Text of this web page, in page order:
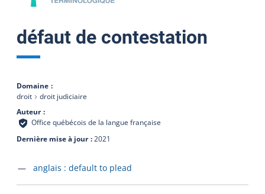
défaut de contestation
Domaine
droit
droit judiciaire
Auteur
Office québécois de la langue française
Dernière mise à jour 2021
Accéder à la fiche en
anglais : default to plead